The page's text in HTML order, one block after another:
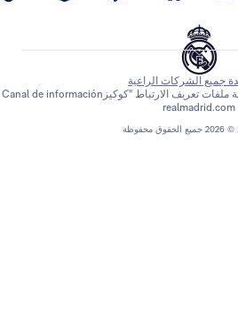
الراعية
"كوكيز Canal de información